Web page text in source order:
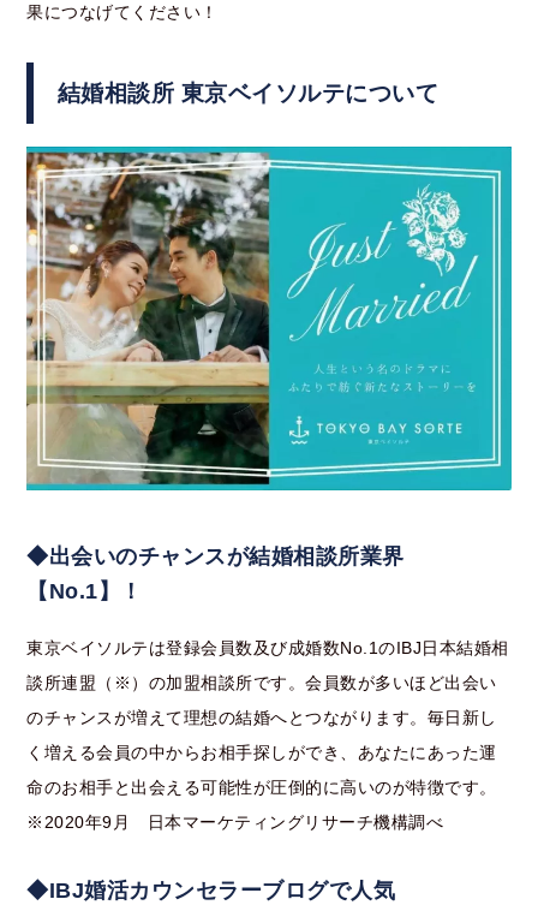
果につなげてください！
結婚相談所 東京ベイソルテについて
◆出会いのチャンスが結婚相談所業界
【No.1】！
東京ベイソルテは登録会員数及び成婚数No.1のIBJ日本結婚相
談所連盟（※）の加盟相談所です。会員数が多いほど出会い
のチャンスが増えて理想の結婚へとつながります。毎日新し
く増える会員の中からお相手探しができ、あなたにあった運
命のお相手と出会える可能性が圧倒的に高いのが特徴です。
※2020年9月 日本マーケティングリサーチ機構調べ
◆IBJ婚活カウンセラーブログで人気